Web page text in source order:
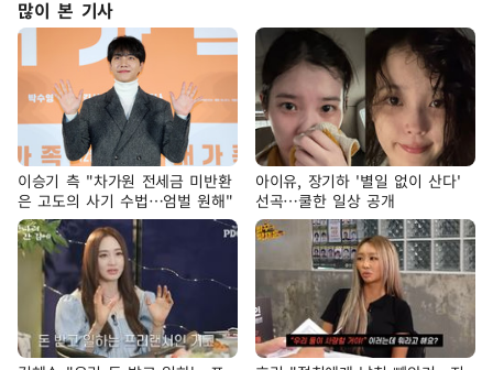
많이 본 기사
이승기 측 "차가원 전세금 미반환
은 고도의 사기 수법…엄벌 원해"
아이유, 장기하 '별일 없이 산다'
선곡…쿨한 일상 공개